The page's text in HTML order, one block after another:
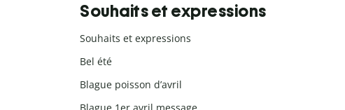
Souhaits et expressions
Souhaits et expressions
Bel été
Blague poisson d’avril